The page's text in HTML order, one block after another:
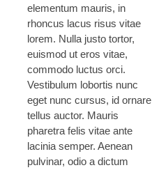
elementum mauris, in
rhoncus lacus risus vitae
lorem. Nulla justo tortor,
euismod ut eros vitae,
commodo luctus orci.
Vestibulum lobortis nunc
eget nunc cursus, id ornare
tellus auctor. Mauris
pharetra felis vitae ante
lacinia semper. Aenean
pulvinar, odio a dictum